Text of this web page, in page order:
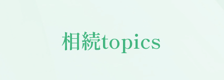
相続topics